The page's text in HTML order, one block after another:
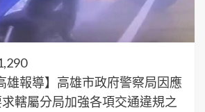
雄報導】高雄市政府警察局因應
轄屬分局加強各項交通違規之